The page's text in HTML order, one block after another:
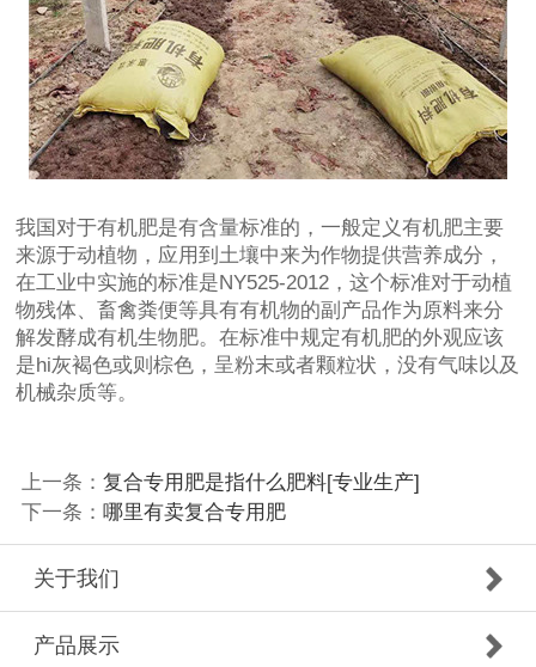
我国对于有机肥是有含量标准的，一般定义有机肥主要
来源于动植物，应用到土壤中来为作物提供营养成分，
在工业中实施的标准是NY525-2012，这个标准对于动植
物残体、畜禽粪便等具有有机物的副产品作为原料来分
解发酵成有机生物肥。在标准中规定有机肥的外观应该
是hi灰褐色或则棕色，呈粉末或者颗粒状，没有气味以及
机械杂质等。
上一条： 复合专用肥是指什么肥料[专业生产]
下一条： 哪里有卖复合专用肥
关于我们
产品展示